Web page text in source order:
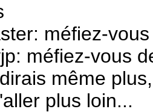
méfiez-
méfiez-vous
même
plus loin...